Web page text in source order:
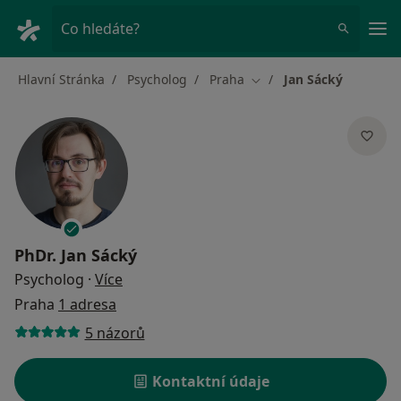
Co hledáte?
Hlavní Stránka Psycholog Praha Změna města
Jan Sácký
PhDr. Jan Sácký
Psycholog · Více
Praha 1 adresa
5 názorů
Kontaktní údaje